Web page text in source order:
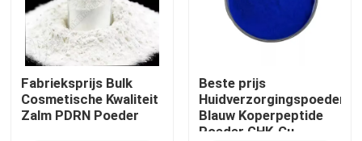
Producten
Video's
Ongeveer ons
Fabrieksprijs Bulk
Cosmetische Kwaliteit
Zalm PDRN Poeder
Beste prijs
Huidverzorgingspoeder
Blauw Koperpeptide
Poeder GHK-Cu